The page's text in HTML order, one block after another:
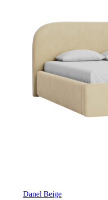
Danel Beige